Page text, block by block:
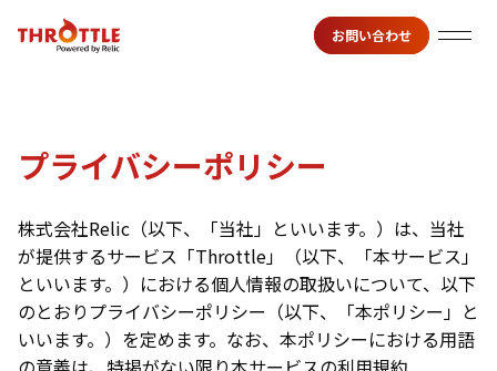
お問い合わせ
プライバシーポリシー
株式会社Relic（以下、「当社」といいます。）は、当社
が提供するサービス「Throttle」（以下、「本サービス」
といいます。）における個人情報の取扱いについて、以下
のとおりプライバシーポリシー（以下、「本ポリシー」と
いいます。）を定めます。なお、本ポリシーにおける用語